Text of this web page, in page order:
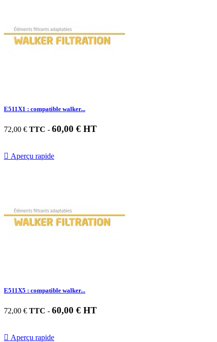
E511X1 : compatible walker...
72,00 € TTC - 60,00 € HT
 Aperçu rapide
E511X5 : compatible walker...
72,00 € TTC - 60,00 € HT
 Aperçu rapide